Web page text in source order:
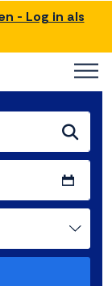
- Log in als